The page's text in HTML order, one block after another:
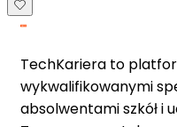
TechKariera to
wykwalifikowanymi
absolwentami szkół i